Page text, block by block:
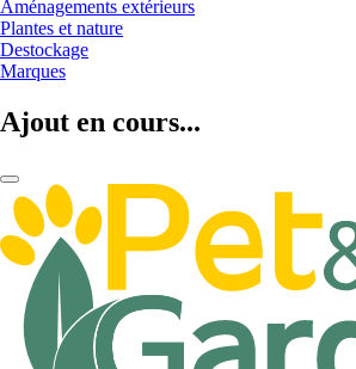
Aménagements extérieurs
Plantes et nature
Destockage
Marques
Ajout en cours...